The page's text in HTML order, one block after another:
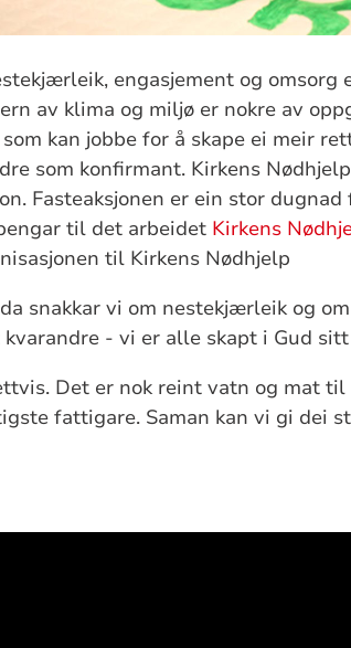
engasjement og omsorg
av klima og miljø er nokre av
kan jobbe for å skape ei meir
som konfirmant. Kirkens
Fasteaksjonen er ein stor
til det arbeidet Kirkens
til Kirkens Nødhjelp
snakkar vi om nestekjærleik og
- vi er alle skapt i Gud
Det er nok reint vatn og mat
fattigare. Saman kan vi gi dei